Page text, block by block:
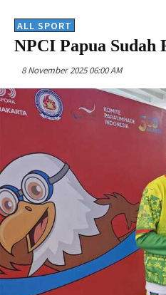
ALL SPORT
NPCI Papua Sudah
8 November 2025 06:00 AM